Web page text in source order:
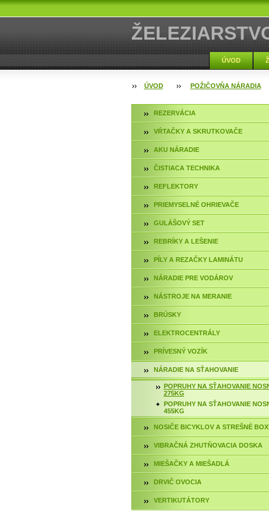
ÚVOD
ÚVOD POŽIČOVŇA NÁRADIA
REZERVÁCIA
VŔTAČKY A SKRUTKOVAČE
AKU NÁRADIE
ČISTIACA TECHNIKA
REFLEKTORY
PRIEMYSELNÉ OHRIEVAČE
GULÁŠOVÝ SET
REBRÍKY A LEŠENIE
PÍLY A REZAČKY LAMINÁTU
NÁRADIE PRE VODÁROV
NÁSTROJE NA MERANIE
BRÚSKY
ELEKTROCENTRÁLY
PRÍVESNÝ VOZÍK
NÁRADIE NA SŤAHOVANIE
POPRUHY NA SŤAHOVANIE
275KG
POPRUHY NA SŤAHOVANIE
455KG
NOSIČE BICYKLOV A STREŠNÉ
VIBRAČNÁ ZHUTŇOVACIA DOSKA
MIEŠAČKY A MIEŠADLÁ
DRVIČ OVOCIA
VERTIKUTÁTORY